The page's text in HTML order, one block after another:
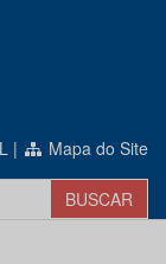
| Mapa do Site